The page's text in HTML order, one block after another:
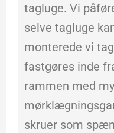
tagluge. Vi
selve tagluge
monterede vi
fastgøres inde
rammen med
skruer som